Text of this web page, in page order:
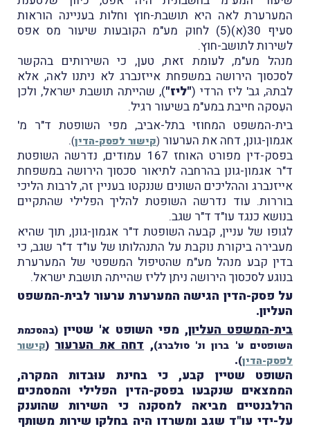
המערערת לאה היא תושבת-חוץ וחלות בעניינה הוראות
סעיף 30(א)(5) לחוק מע"מ הקובעות שיעור מס אפס
לשירות לתושב-חוץ.
מנהל מע"מ, לעומת זאת, טען, כי השירותים בהקשר
לסכסוך הירושה במשפחת אייזנברג לא ניתנו לאה, אלא
לבתהּ, גב' ליז הרדי ("ליז"), שהייתה תושבת ישראל, ולכן
העִסקה חייבת במע"מ בשיעור רגיל.
בית-המשפט המחוזי בתל-אביב, מפי השופטת ד"ר מ'
אגמון-גונן, דחה את הערעור (קישור לפסק-הדין)
.
בפסק-דין מפורט האוחז 167 עמודים, נדרשה השופטת
ד"ר אגמון-גונן בהרחבה לתיאור סכסוך הירושה במשפחת
אייזנברג וההליכים השונים שננקטו בעניין זה, לרבות הליכי
בוררות. עוד נדרשה השופטת להליך הפלילי שהתקיים
בנושא כנגד עו"ד ד"ר שגב.
לגופו של עניין, קבעה השופטת ד"ר אגמון-גונן, תוך שהיא
מעבירה ביקורת נוקבת על התנהלותו של עו"ד ד"ר שגב, כי
בדין קבע מנהל מע"מ שהטיפול המשפטי של המערערת
בנוגע לסכסוך הירושה ניתן לליז שהייתה תושבת ישראל.
על פסק-הדין הגישה המערערת ערעור לבית-המשפט
העליון.
בית-המשפט העליון, מפי השופט א' שטיין (בהסכמת
השופטים ע' ברון ונ' סולברג), דחה את הערעור (קישור
לפסק-הדין)
.
השופט שטיין קבע, כי בחינת עוּבדות המקרה,
הממצאים שנקבעו בפסק-הדין הפלילי והמסמכים
הרלבנטיים מביאה למסקנה כי השירות שהוענק
על-ידי עו"ד שגב ומשרדו היה בחלקו שירות משותף